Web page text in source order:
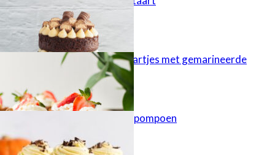
Cheesecaketaartjes met gemarineerde
aardbeien
Cupcakes met pompoen